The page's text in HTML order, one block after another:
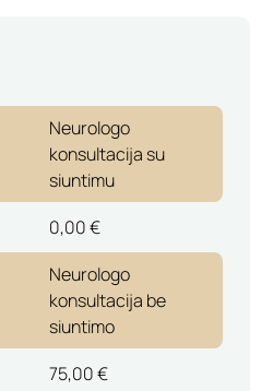
Neurologo
konsultacija su
siuntimu
0,00 €
Neurologo
konsultacija be
siuntimo
75,00 €